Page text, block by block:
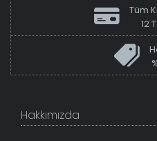
Tüm
12
Hakkımızda